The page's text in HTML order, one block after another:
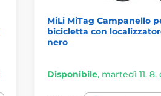
MiLi MiTag Campanello
bicicletta con
nero
Disponibile, martedì 11. 8.